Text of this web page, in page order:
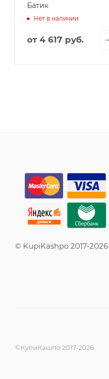
Батик
Нет в наличии
от 4 617 руб.
© KupiKashpo 2017-2026
©КупиКашпо 2017-2026